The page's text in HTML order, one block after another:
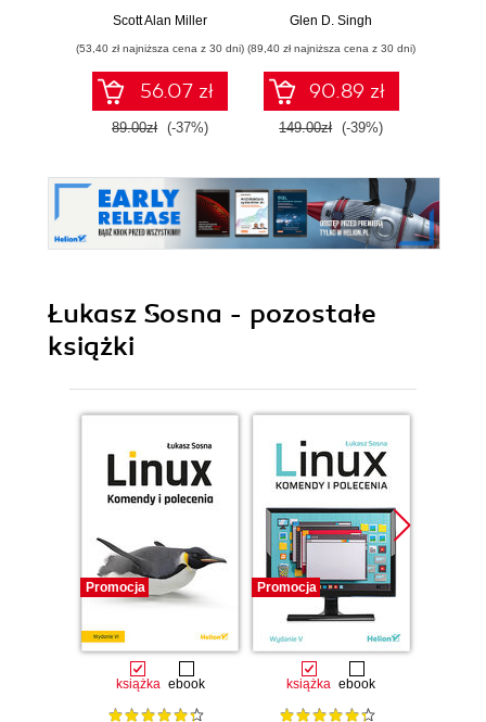
projektowania i
systemami
Scott Alan Miller
(53,40 zł najniższa cena z 30 dni)
56.07 zł
89.00zł (-37%)
narzędzi Nmap,
Aircrack-ng i
Empire. Wydanie II
Glen D. Singh
(89,40 zł najniższa cena z 30 dni)
90.89 zł
149.00zł (-39%)
Łukasz Sosna - pozostałe
książki
Promocja
książka ebook
Promocja
książka ebook